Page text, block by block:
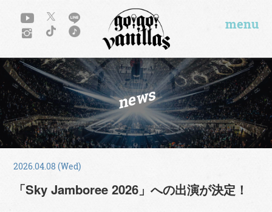
menu
news
2026.04.08 (Wed)
「Sky Jamboree 2026」への出演が決定！